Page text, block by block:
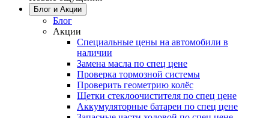
Блог и Акции
Блог
Акции
Специальные цены на автомобили в
наличии
Замена масла по спец цене
Проверка тормозной системы
Проверить геометрию колёс
Щетки стеклоочистителя по спец цене
Аккумуляторные батареи по спец цене